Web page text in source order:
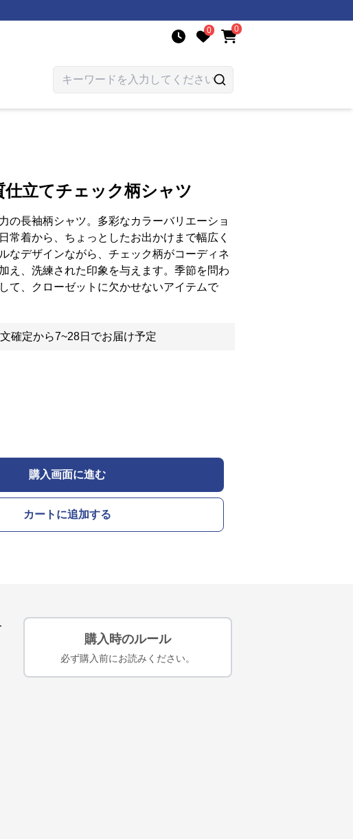
0 0
立てチェック柄シャツ
の長袖柄シャツ。多彩なカラーバリエーショ
常着から、ちょっとしたお出かけまで幅広く
なデザインながら、チェック柄がコーディネ
え、洗練された印象を与えます。季節を問わ
て、クローゼットに欠かせないアイテムで
確定から7~28日でお届け予定
購入画面に進む
カートに追加する
購入時のルール
必ず購入前にお読みください。